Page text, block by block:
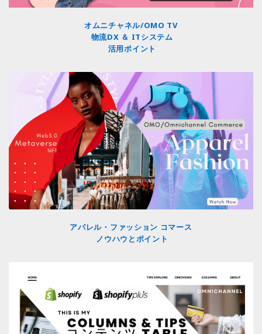
オムニチャネル/OMO TV
物流DX ＆ ITシステム
活用ポイント
アパレル・ファッション コマース
ノウハウとポイント